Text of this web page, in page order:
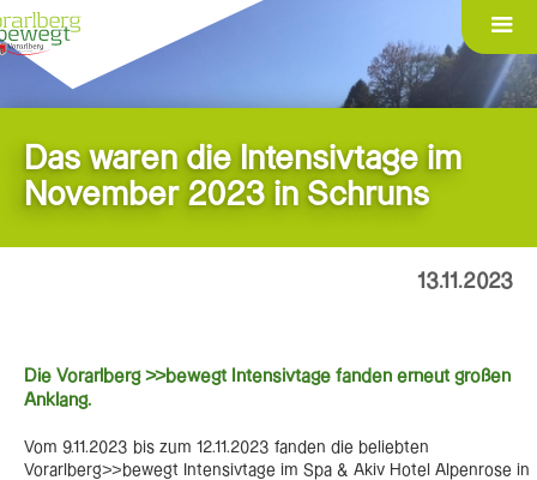
Das waren die Intensivtage im
November 2023 in Schruns
13.11.2023
Die Vorarlberg >>bewegt Intensivtage fanden erneut großen
Anklang.
Vom 9.11.2023 bis zum 12.11.2023 fanden die beliebten
Vorarlberg>>bewegt Intensivtage im Spa & Akiv Hotel Alpenrose in